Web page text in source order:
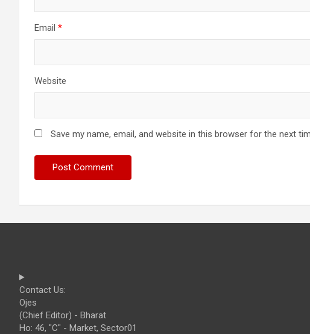
Email *
Website
Save my name, email, and website in this browser for the next
Contact Us:
Ojes
(Chief Editor) - Bharat
Ho: 46, "C" - Market, Sector01